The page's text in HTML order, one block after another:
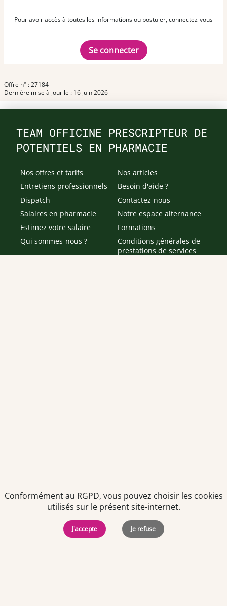
Pour avoir accès à toutes les informations ou postuler, connectez-vous
Se connecter
Offre n° : 27184
Dernière mise à jour le : 16 juin 2026
TEAM OFFICINE PRESCRIPTEUR DE
POTENTIELS EN PHARMACIE
Nos offres et tarifs
Entretiens professionnels
Dispatch
Salaires en pharmacie
Estimez votre salaire
Qui sommes-nous ?
Nos articles
Besoin d'aide ?
Contactez-nous
Notre espace alternance
Formations
Conditions générales de
prestations de services
protection des
Mentions Légales-
Copyright © 2026. Team
Officine. Tous droits
Conformément au RGPD, vous pouvez choisir les cookies
utilisés sur le présent site-internet.
J'accepte Je refuse